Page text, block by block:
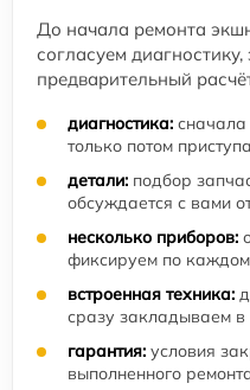
До начала ремонта
согласуем диагностику,
предварительный
диагностика:
только потом
детали: подбор
обсуждается с вами
несколько приборов:
фиксируем по
встроенная техника:
сразу закладываем в
гарантия: условия
выполненного